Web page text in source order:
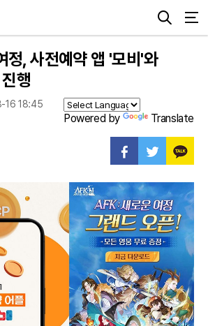
정, 사전예약 앱 '모비'와
행
16 18:45
Powered by Translate